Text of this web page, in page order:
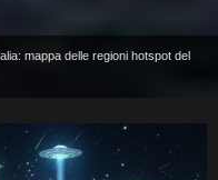
mappa delle regioni hotspot del